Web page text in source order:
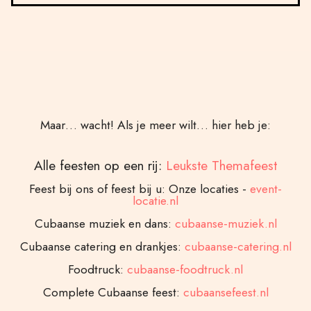
Maar… wacht! Als je meer wilt… hier heb je:
Alle feesten op een rij: Leukste Themafeest
Feest bij ons of feest bij u: Onze locaties - event-
locatie.nl
Cubaanse muziek en dans: cubaanse-muziek.nl
Cubaanse catering en drankjes: cubaanse-catering.nl
Foodtruck: cubaanse-foodtruck.nl
Complete Cubaanse feest: cubaansefeest.nl